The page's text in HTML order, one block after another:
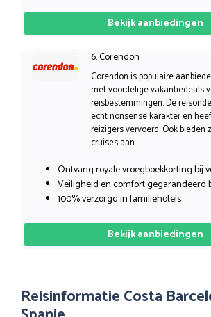
Bekijk aanbiedingen
6. Corendon
Corendon is populaire
met voordelige vakantiedeals
reisbestemmingen. De
echt nonsense karakter en
reizigers vervoerd. Ook bieden
cruises aan.
Ontvang royale vroegboekkorting bij
Veiligheid en comfort gegarandeerd
100% verzorgd in familiehotels
Bekijk aanbiedingen
Reisinformatie Costa